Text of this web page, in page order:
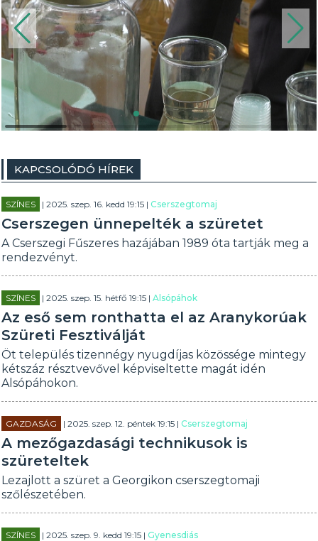
KAPCSOLÓDÓ HÍREK
SZÍNES | 2025. szep. 16. kedd 19:15 |Cserszegtomaj
Cserszegen ünnepelték a szüretet
A Cserszegi Fűszeres hazájában 1989 óta tartják meg a
rendezvényt.
SZÍNES | 2025. szep. 15. hétfő 19:15 |Alsópáhok
Az eső sem ronthatta el az Aranykorúak
Szüreti Fesztiválját
Öt település tizennégy nyugdíjas közössége mintegy
kétszáz résztvevővel képviseltette magát idén
Alsópáhokon.
GAZDASÁG | 2025. szep. 12. péntek 19:15 |Cserszegtomaj
A mezőgazdasági technikusok is
szüreteltek
Lezajlott a szüret a Georgikon cserszegtomaji
szőlészetében.
SZÍNES | 2025. szep. 9. kedd 19:15 |Gyenesdiás